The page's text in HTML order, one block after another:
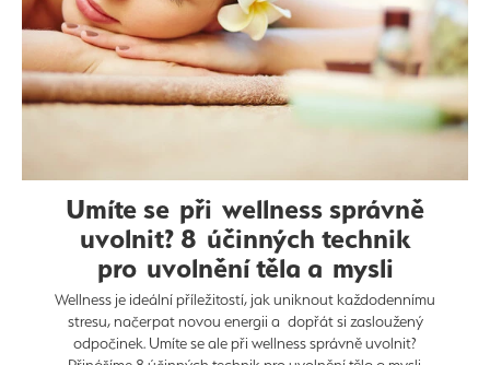
Umíte se při wellness správně
uvolnit? 8 účinných technik
pro uvolnění těla a mysli
Wellness je ideální příležitostí, jak uniknout každodennímu
stresu, načerpat novou energii a dopřát si zasloužený
odpočinek. Umíte se ale při wellness správně uvolnit?